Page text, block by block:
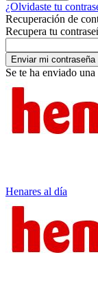
¿Olvidaste tu
Recuperación de
Recupera tu
Se te ha enviado
Henares al día